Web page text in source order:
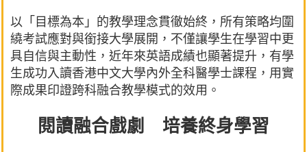
以「目標為本」的教學理念貫徹始終，所有策略均圍
繞考試應對與銜接大學展開，不僅讓學生在學習中更
具自信與主動性，近年來英語成績也顯著提升，有學
生成功入讀香港中文大學內外全科醫學士課程，用實
際成果印證跨科融合教學模式的效用。
閱讀融合戲劇 培養終身學習